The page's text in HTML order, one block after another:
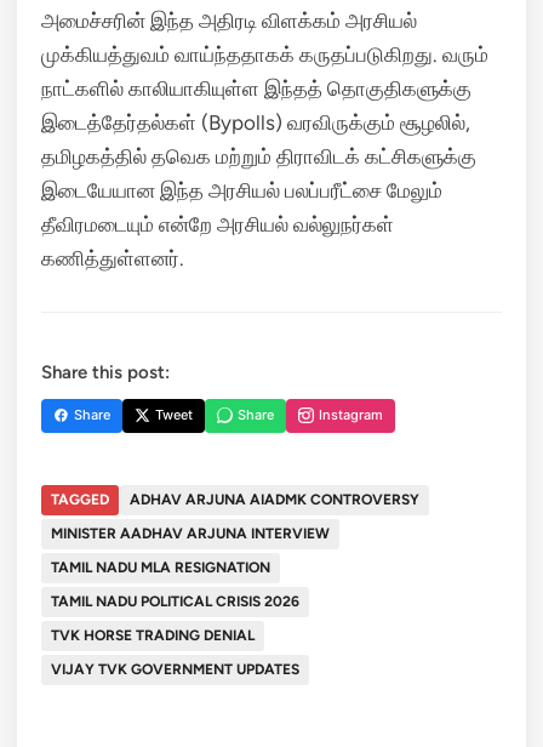
அமைச்சரின் இந்த அதிரடி விளக்கம் அரசியல்
முக்கியத்துவம் வாய்ந்ததாகக் கருதப்படுகிறது. வரும்
நாட்களில் காலியாகியுள்ள இந்தத் தொகுதிகளுக்கு
இடைத்தேர்தல்கள் (Bypolls) வரவிருக்கும் சூழலில்,
தமிழகத்தில் தவெக மற்றும் திராவிடக் கட்சிகளுக்கு
இடையேயான இந்த அரசியல் பலப்பரீட்சை மேலும்
தீவிரமடையும் என்றே அரசியல் வல்லுநர்கள்
கணித்துள்ளனர்.
Share this post:
Share Tweet Share Instagram
TAGGED
ADHAV ARJUNA AIADMK CONTROVERSY
MINISTER AADHAV ARJUNA INTERVIEW
TAMIL NADU MLA RESIGNATION
TAMIL NADU POLITICAL CRISIS 2026
TVK HORSE TRADING DENIAL
VIJAY TVK GOVERNMENT UPDATES